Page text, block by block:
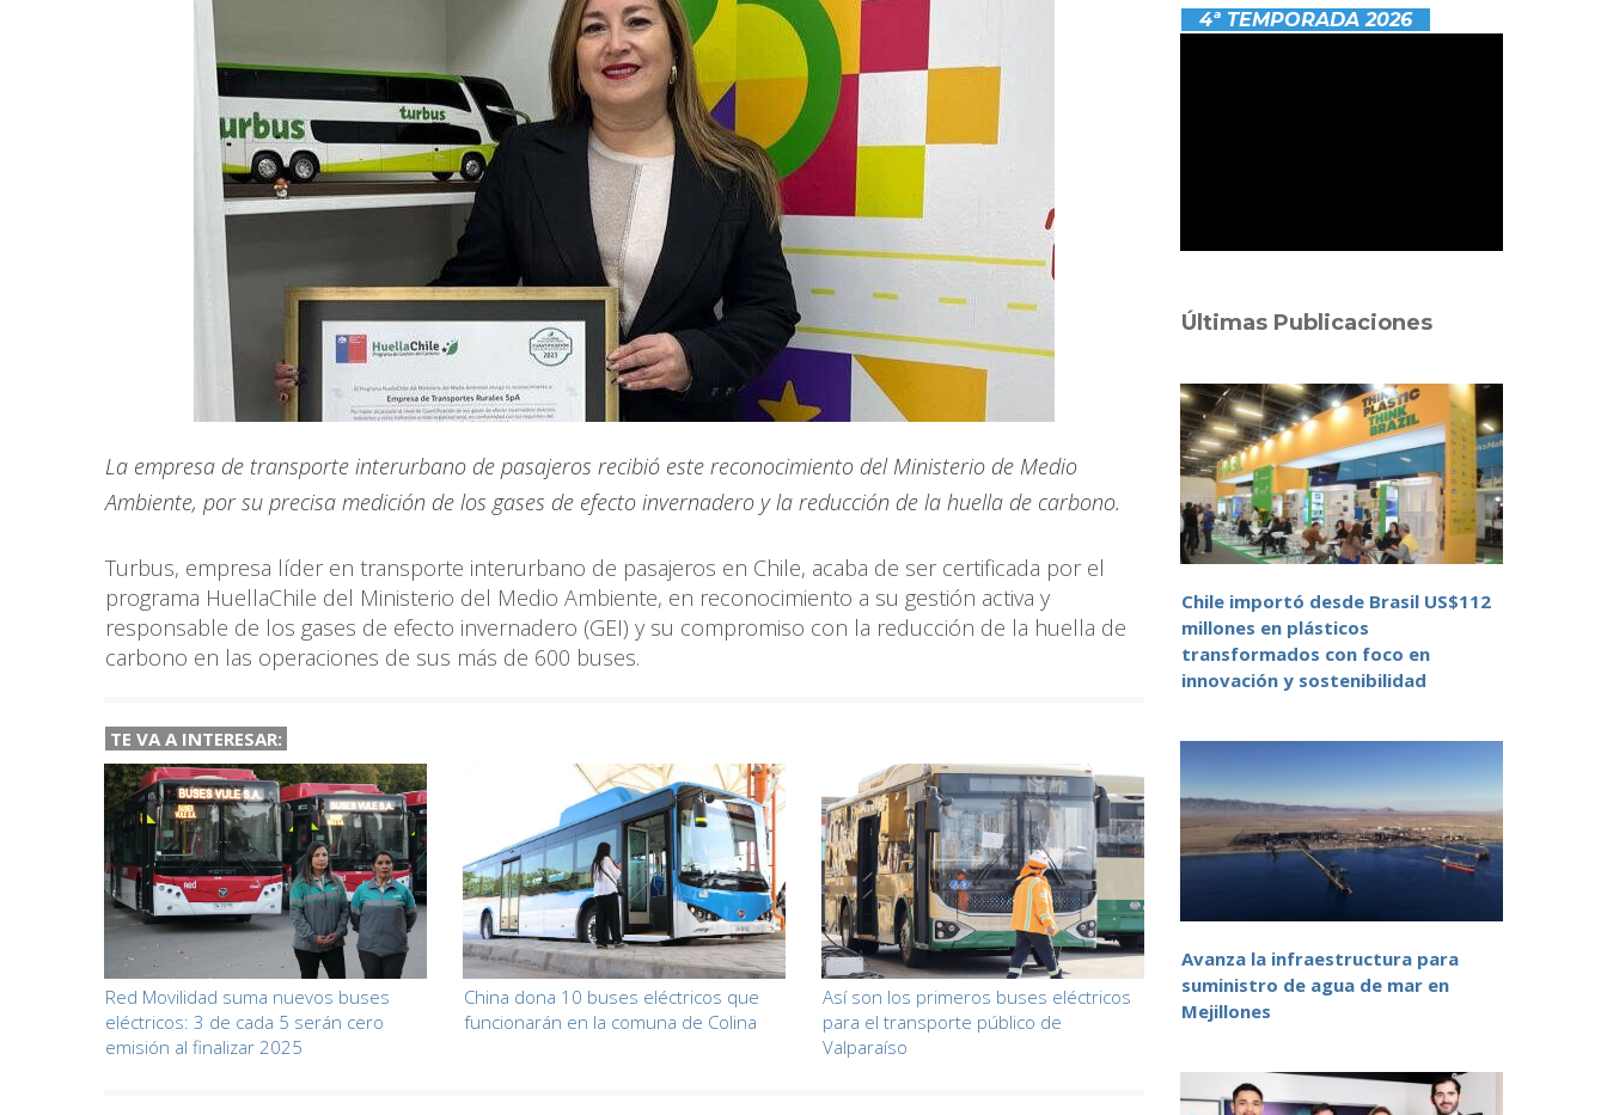
La empresa de transporte interurbano de pasajeros recibió este reconocimiento del Ministerio de Medio
Ambiente, por su precisa medición de los gases de efecto invernadero y la reducción de la huella de carbono.
Turbus, empresa líder en transporte interurbano de pasajeros en Chile, acaba de ser certificada por el
programa HuellaChile del Ministerio del Medio Ambiente, en reconocimiento a su gestión activa y
responsable de los gases de efecto invernadero (GEI) y su compromiso con la reducción de la huella de
carbono en las operaciones de sus más de 600 buses.
TE VA A INTERESAR:
Red Movilidad suma nuevos buses
eléctricos: 3 de cada 5 serán cero
emisión al finalizar 2025
China dona 10 buses eléctricos que
funcionarán en la comuna de Colina
Así son los primeros buses eléctricos
para el transporte público de
Valparaíso
4ª TEMPORADA 2026
Últimas Publicaciones
Chile importó desde Brasil US$112
millones en plásticos
transformados con foco en
innovación y sostenibilidad
Avanza la infraestructura para
suministro de agua de mar en
Mejillones